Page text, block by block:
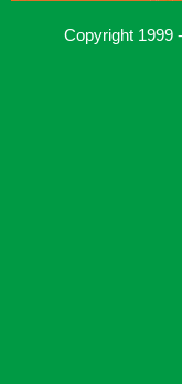
Copyright 1999